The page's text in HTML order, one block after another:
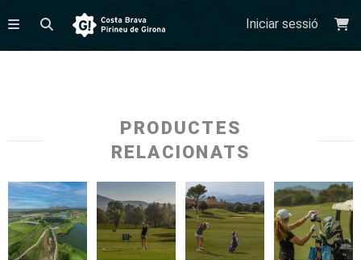
Iniciar sessió
PRODUCTES
RELACIONATS